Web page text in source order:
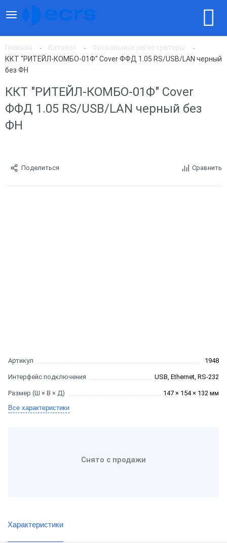
Главная Каталог
Фискальные регистраторы
ККТ "РИТЕЙЛ-КОМБО-01Ф" Cover ФФД 1.05 RS/USB/LAN черный
без ФН
ККТ "РИТЕЙЛ-КОМБО-01Ф" Cover
ФФД 1.05 RS/USB/LAN черный без
ФН
Поделиться Сравнить
Артикул 1948
Интерфейс подключения USB, Ethernet, RS-232
Размер (Ш × В × Д)
147 × 154 × 132 мм
Все характеристики
Снято с продажи
Характеристики